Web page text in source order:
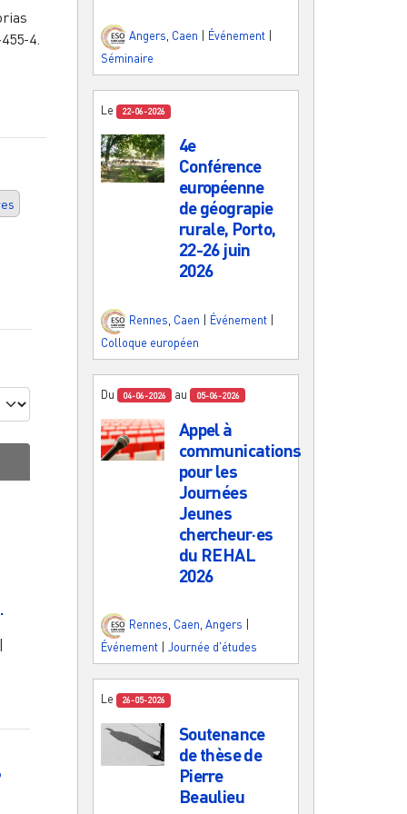
4.
Angers, Caen Événement
Séminaire
Le 22-06-2026
4e
Conférence
européenne
de géograpie
rurale, Porto,
22-26 juin
2026
Rennes Caen Événement
Colloque européen
Du 04-06-2026 au 05-06-2026
Appel à
communications
pour les
Journées
Jeunes
chercheur·es
du REHAL
2026
Rennes, Caen, Angers
Événement
Journée d'études
Le 26-05-2026
Soutenance
de thèse de
Pierre
Beaulieu